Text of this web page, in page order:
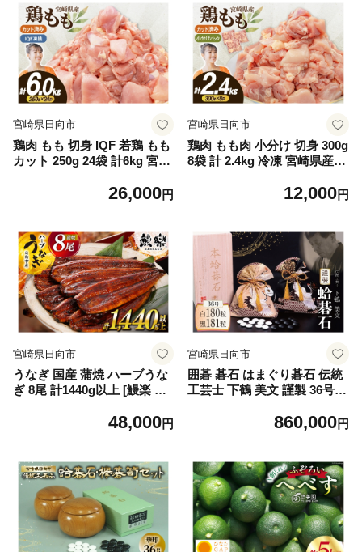
宮崎県日向市
鶏肉 もも 切身 IQF 若鶏 もも
カット 250g 24袋 計6kg 宮崎
市 452061691] とり肉 鳥肉 鶏
凍 個別凍結加工 カット 小分
け 時短 カット済み
26,000円
宮崎県日向市
鶏肉 もも肉 小分け 切身 300g
8袋 計 2.4kg 冷凍 宮崎県産
2061697] とり肉 鳥肉 鶏もも
12,000円
宮崎県日向市
うなぎ 国産 蒲焼 ハーブうな
ぎ 8尾 計1440g以上 [鰻楽 宮
うなぎ 鰻 ウナギ 蒲焼き 蒲焼
焼 贈答 うなぎ たれ 山椒 う
なぎ蒲焼 国産 鰻 国産うなぎ
unagi 鰻 ウナギ うなぎ蒲焼
うなぎ 国産 ウナギ 蒲焼 うな
ぎ ウナギ unagi 国産 蒲焼き
◇◆
48,000円
宮崎県日向市
囲碁 碁石 はまぐり碁石 伝統
工芸士 下鶴 美文 謹製 36号
粒 スペア碁石各2粒 証明書
52061655] 蛤 はまぐり 卓上
ゲーム テーブルゲーム
860,000円